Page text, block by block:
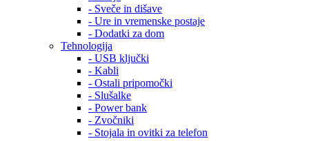
- Sveče in dišave
- Ure in vremenske postaje
- Dodatki za dom
Tehnologija
- USB ključki
- Kabli
- Ostali pripomočki
- Slušalke
- Power bank
- Zvočniki
- Stojala in ovitki za telefon